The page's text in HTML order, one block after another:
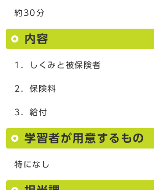
約30分
内容
1．しくみと被保険者
2．保険料
3．給付
学習者が用意するもの
特になし